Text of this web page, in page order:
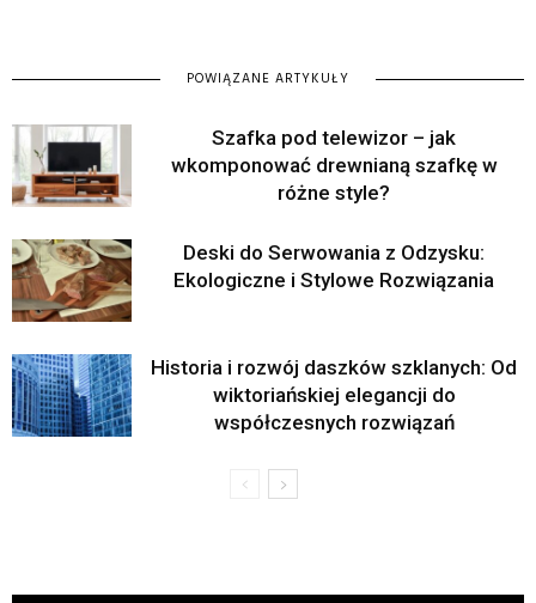
POWIĄZANE ARTYKUŁY
Szafka pod telewizor – jak
wkomponować drewnianą szafkę w
różne style?
Deski do Serwowania z Odzysku:
Ekologiczne i Stylowe Rozwiązania
Historia i rozwój daszków szklanych: Od
wiktoriańskiej elegancji do
współczesnych rozwiązań